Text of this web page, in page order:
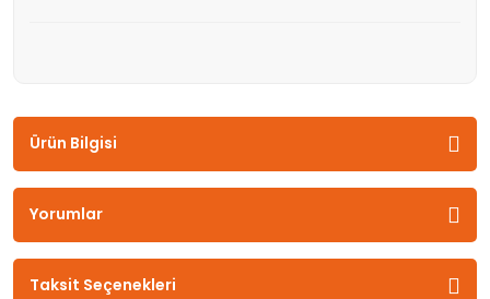
Ürün Bilgisi
Yorumlar
Taksit Seçenekleri